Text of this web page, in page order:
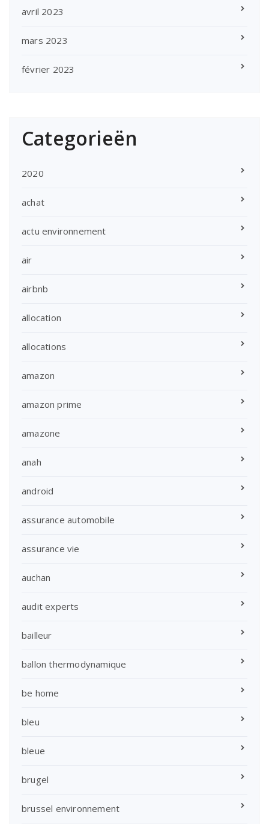
avril 2023
mars 2023
février 2023
Categorieën
2020
achat
actu environnement
air
airbnb
allocation
allocations
amazon
amazon prime
amazone
anah
android
assurance automobile
assurance vie
auchan
audit experts
bailleur
ballon thermodynamique
be home
bleu
bleue
brugel
brussel environnement